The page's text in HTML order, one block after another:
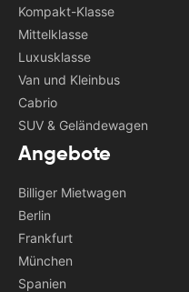
Kompakt-Klasse
Mittelklasse
Luxusklasse
Van und Kleinbus
Cabrio
SUV & Geländewagen
Angebote
Billiger Mietwagen
Berlin
Frankfurt
München
Spanien